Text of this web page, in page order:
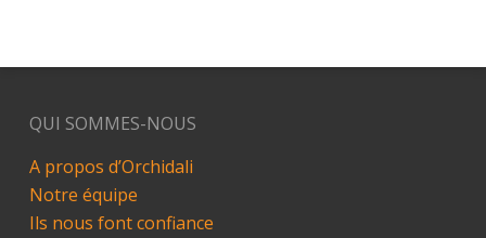
QUI SOMMES-NOUS
A propos d’Orchidali
Notre équipe
Ils nous font confiance